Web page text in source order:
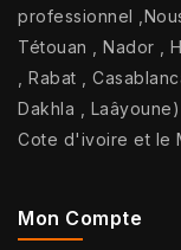
professionnel
Tétouan , Nador ,
, Rabat ,
Dakhla ,
Cote d'ivoire et le
Mon Compte